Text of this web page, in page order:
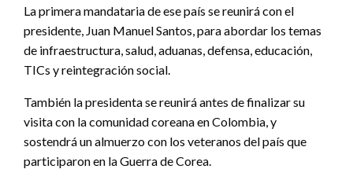
La primera mandataria de ese país se reunirá con el
presidente, Juan Manuel Santos, para abordar los temas
de infraestructura, salud, aduanas, defensa, educación,
TICs y reintegración social.
También la presidenta se reunirá antes de finalizar su
visita con la comunidad coreana en Colombia, y
sostendrá un almuerzo con los veteranos del país que
participaron en la Guerra de Corea.